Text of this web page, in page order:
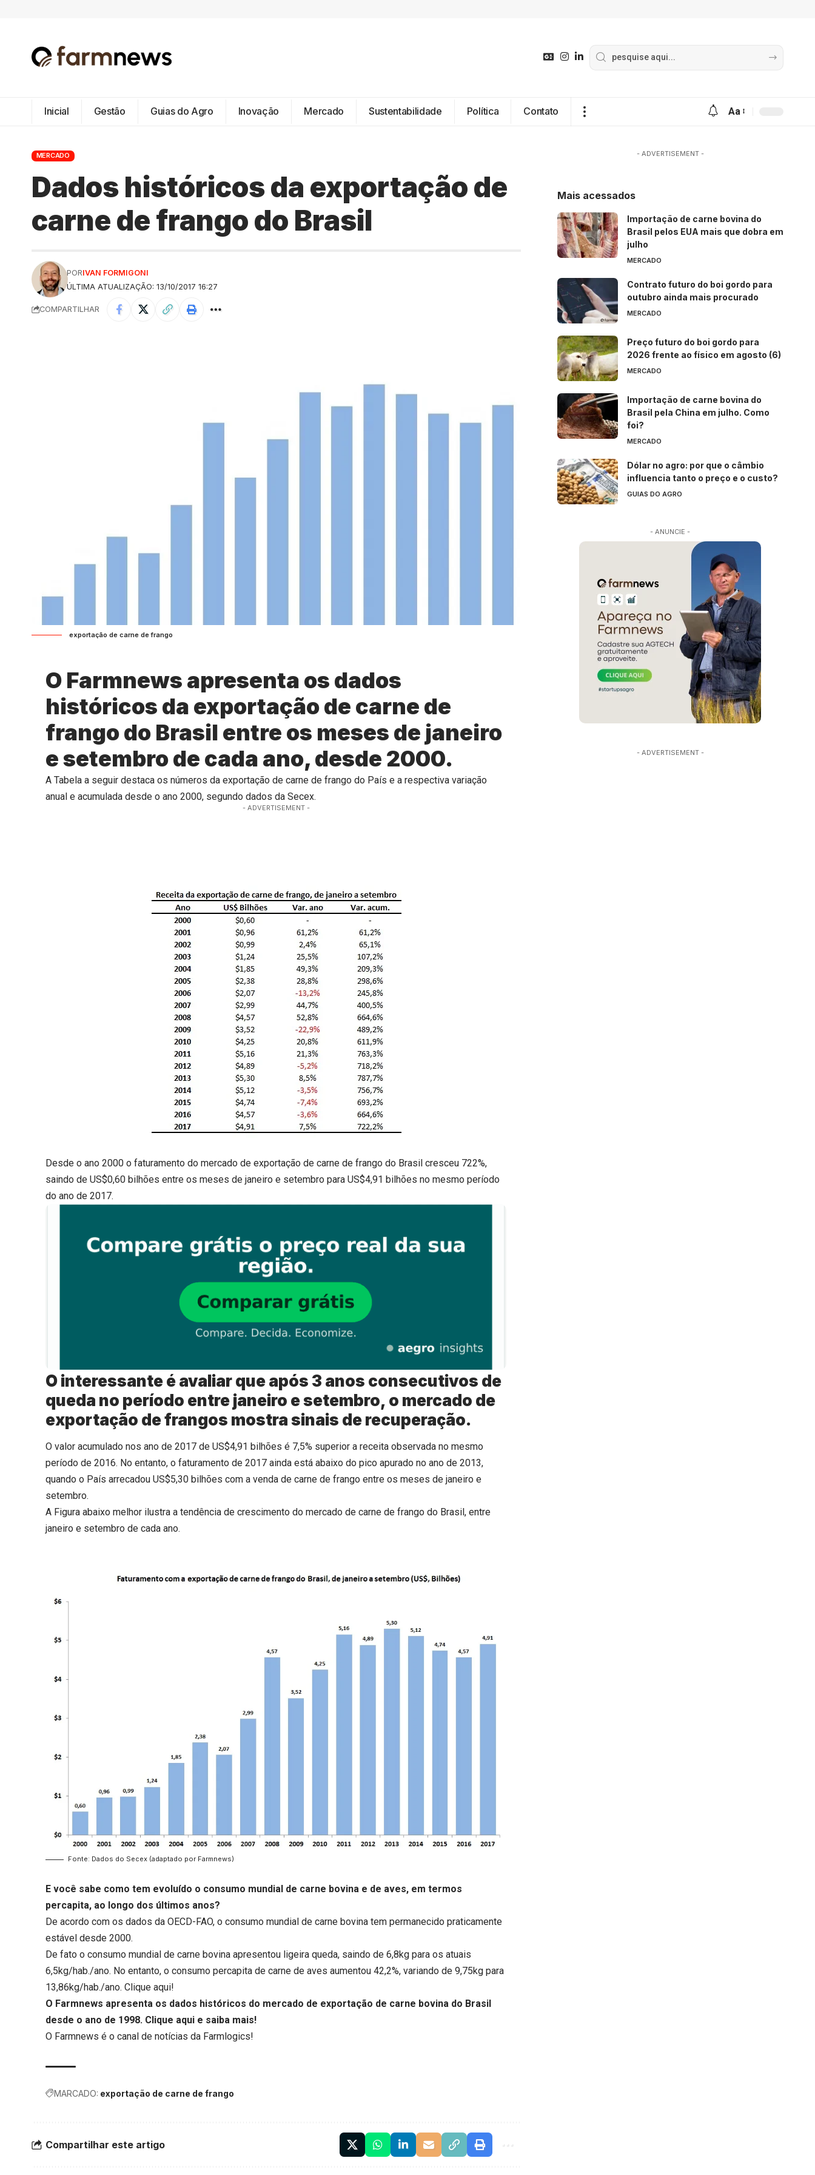
Inicial Gestão Guias do Agro Inovação Mercado Sustentabilidade Política Contato Aa
MERCADO
Dados históricos da exportação de
carne de frango do Brasil
ÚLTIMA ATUALIZAÇÃO: 13/10/2017 16:27
PORIVAN FORMIGONI
COMPARTILHAR
exportação de carne de frango
O Farmnews apresenta os dados
históricos da exportação de carne de
frango do Brasil entre os meses de janeiro
e setembro de cada ano, desde 2000.
A Tabela a seguir destaca os números da exportação de carne de frango do País e a respectiva variação
anual e acumulada desde o ano 2000, segundo dados da Secex.
- ADVERTISEMENT -
Desde o ano 2000 o faturamento do mercado de exportação de carne de frango do Brasil cresceu 722%,
saindo de US$0,60 bilhões entre os meses de janeiro e setembro para US$4,91 bilhões no mesmo período
do ano de 2017.
O interessante é avaliar que após 3 anos consecutivos de
queda no período entre janeiro e setembro, o mercado de
exportação de frangos mostra sinais de recuperação.
O valor acumulado nos ano de 2017 de US$4,91 bilhões é 7,5% superior a receita observada no mesmo
período de 2016. No entanto, o faturamento de 2017 ainda está abaixo do pico apurado no ano de 2013,
quando o País arrecadou US$5,30 bilhões com a venda de carne de frango entre os meses de janeiro e
setembro.
A Figura abaixo melhor ilustra a tendência de crescimento do mercado de carne de frango do Brasil, entre
janeiro e setembro de cada ano.
Fonte: Dados do Secex (adaptado por Farmnews)
E você sabe como tem evoluído o consumo mundial de carne bovina e de aves, em termos
percapita, ao longo dos últimos anos?
De acordo com os dados da OECD-FAO, o consumo mundial de carne bovina tem permanecido praticamente
estável desde 2000.
De fato o consumo mundial de carne bovina apresentou ligeira queda, saindo de 6,8kg para os atuais
6,5kg/hab./ano. No entanto, o consumo percapita de carne de aves aumentou 42,2%, variando de 9,75kg para
13,86kg/hab./ano.Clique aqui!
O Farmnews apresenta os dados históricos do mercado de exportação de carne bovina do Brasil
desde o ano de 1998. Clique aqui e saiba mais!
O Farmnews é o canal de notícias da Farmlogics!
MARCADO: exportação de carne de frango
Compartilhar este artigo
- ADVERTISEMENT -
Mais acessados
Importação de carne bovina do
Brasil pelos EUA mais que dobra em
julho
MERCADO
Contrato futuro do boi gordo para
outubro ainda mais procurado
MERCADO
Preço futuro do boi gordo para
2026 frente ao físico em agosto (6)
MERCADO
Importação de carne bovina do
Brasil pela China em julho. Como
foi?
MERCADO
Dólar no agro: por que o câmbio
influencia tanto o preço e o custo?
GUIAS DO AGRO
- ANUNCIE -
- ADVERTISEMENT -